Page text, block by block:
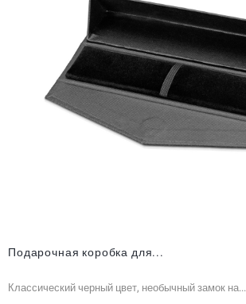
Подарочная коробка для...
Классический черный цвет, необычный замок на...